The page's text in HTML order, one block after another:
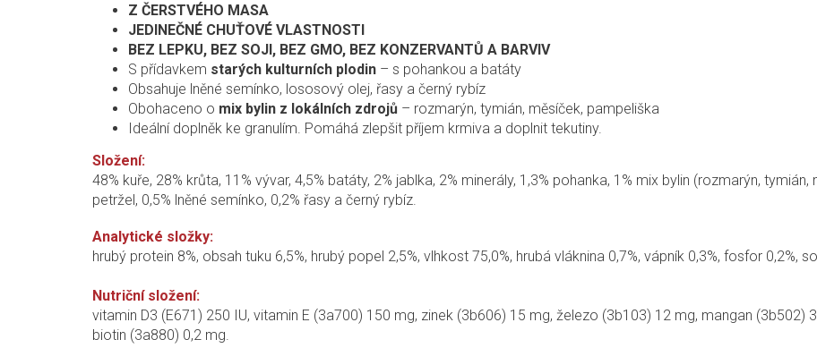
Z ČERSTVÉHO MASA
JEDINEČNÉ CHUŤOVÉ VLASTNOSTI
BEZ LEPKU, BEZ SOJI, BEZ GMO, BEZ KONZERVANTŮ A BARVIV
S přídavkem starých kulturních plodin – s pohankou a batáty
Obsahuje lněné semínko, lososový olej, řasy a černý rybíz
Obohaceno o mix bylin z lokálních zdrojů – rozmarýn, tymián, měsíček, pampeliška
Ideální doplněk ke granulím. Pomáhá zlepšit příjem krmiva a doplnit tekutiny.
Složení:
48% kuře, 28% krůta, 11% vývar, 4,5% batáty, 2% jablka, 2% minerály, 1,3% pohanka, 1% mix bylin (rozmarýn,
petržel, 0,5% lněné semínko, 0,2% řasy a černý rybíz.
Analytické složky:
hrubý protein 8%, obsah tuku 6,5%, hrubý popel 2,5%, vlhkost 75,0%, hrubá vláknina 0,7%, vápník 0,3%, fosfor 0,2%,
Nutriční složení:
vitamin D3 (E671) 250 IU, vitamin E (3a700) 150 mg, zinek (3b606) 15 mg, železo (3b103) 12 mg, mangan (3b502)
biotin (3a880) 0,2 mg.